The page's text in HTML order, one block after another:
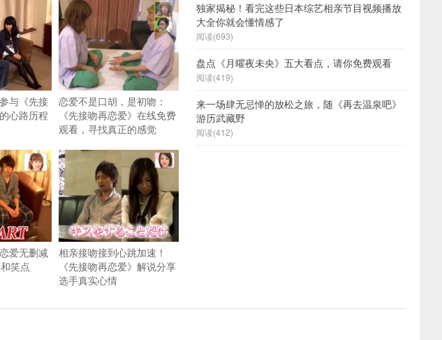
与《先接
心路历程
恋爱不是口胡，是初吻：
《先接吻再恋爱》在线免费
观看，寻找真正的感觉
爱无删减
笑点
相亲接吻接到心跳加速！
《先接吻再恋爱》解说分享
选手真实心情
独家揭秘！看完这些日本综艺相亲节目视频播放
大全你就会懂情感了
阅读(693)
盘点《月曜夜未央》五大看点，请你免费观看
阅读(419)
来一场肆无忌惮的放松之旅，随《再去温泉吧》
游历武藏野
阅读(412)